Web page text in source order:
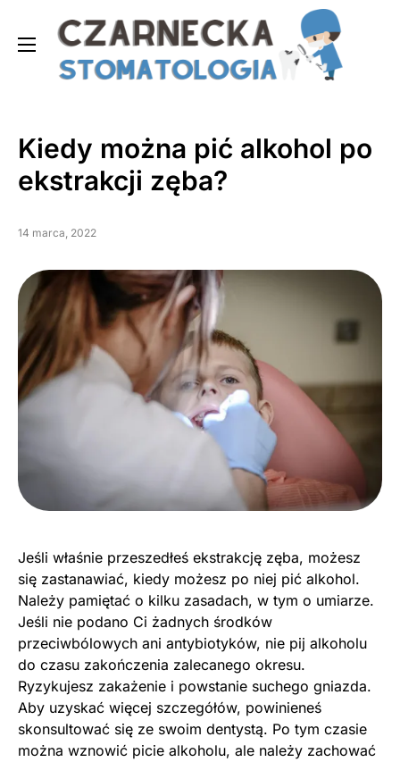
Kiedy można pić alkohol po
ekstrakcji zęba?
14 marca, 2022
Jeśli właśnie przeszedłeś ekstrakcję zęba, możesz
się zastanawiać, kiedy możesz po niej pić alkohol.
Należy pamiętać o kilku zasadach, w tym o umiarze.
Jeśli nie podano Ci żadnych środków
przeciwbólowych ani antybiotyków, nie pij alkoholu
do czasu zakończenia zalecanego okresu.
Ryzykujesz zakażenie i powstanie suchego gniazda.
Aby uzyskać więcej szczegółów, powinieneś
skonsultować się ze swoim dentystą. Po tym czasie
można wznowić picie alkoholu, ale należy zachować